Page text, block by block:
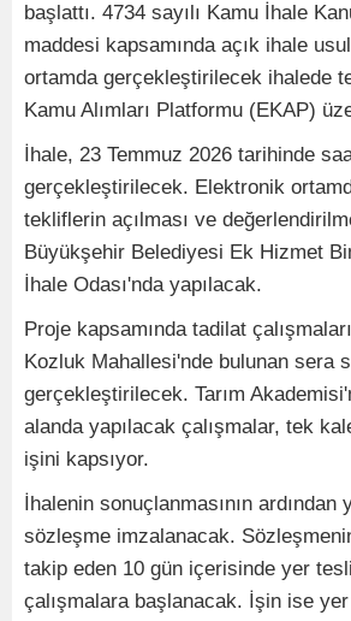
başlattı. 4734 sayılı Kamu İhale
maddesi kapsamında açık ihale
ortamda gerçekleştirilecek ihalede
Kamu Alımları Platformu (EKAP)
İhale, 23 Temmuz 2026 tarihinde
gerçekleştirilecek. Elektronik
tekliflerin açılması ve
Büyükşehir Belediyesi Ek Hizmet
İhale Odası'nda yapılacak.
Proje kapsamında tadilat
Kozluk Mahallesi'nde bulunan sera
gerçekleştirilecek. Tarım
alanda yapılacak çalışmalar, tek
işini kapsıyor.
İhalenin sonuçlanmasının
sözleşme imzalanacak.
takip eden 10 gün içerisinde yer
çalışmalara başlanacak. İşin ise